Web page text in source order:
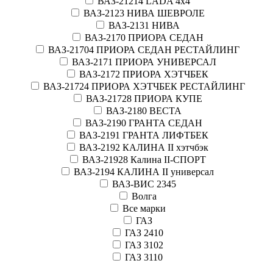
ВАЗ-2123 НИВА ШЕВРОЛЕ
ВАЗ-2131 НИВА
ВАЗ-2170 ПРИОРА СЕДАН
ВАЗ-21704 ПРИОРА СЕДАН РЕСТАЙЛИНГ
ВАЗ-2171 ПРИОРА УНИВЕРСАЛ
ВАЗ-2172 ПРИОРА ХЭТЧБЕК
ВАЗ-21724 ПРИОРА ХЭТЧБЕК РЕСТАЙЛИНГ
ВАЗ-21728 ПРИОРА КУПЕ
ВАЗ-2180 ВЕСТА
ВАЗ-2190 ГРАНТА СЕДАН
ВАЗ-2191 ГРАНТА ЛИФТБЕК
ВАЗ-2192 КАЛИНА II хэтчбэк
ВАЗ-21928 Калина II-СПОРТ
ВАЗ-2194 КАЛИНА II универсал
ВАЗ-ВИС 2345
Волга
Все марки
ГАЗ
ГАЗ 2410
ГАЗ 3102
ГАЗ 3110